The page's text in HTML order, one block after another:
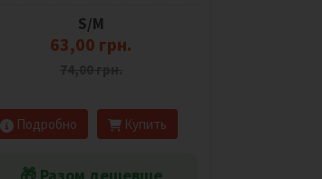
S/M
63,00 грн.
Подробно Купить
🎁 Разом дешевше